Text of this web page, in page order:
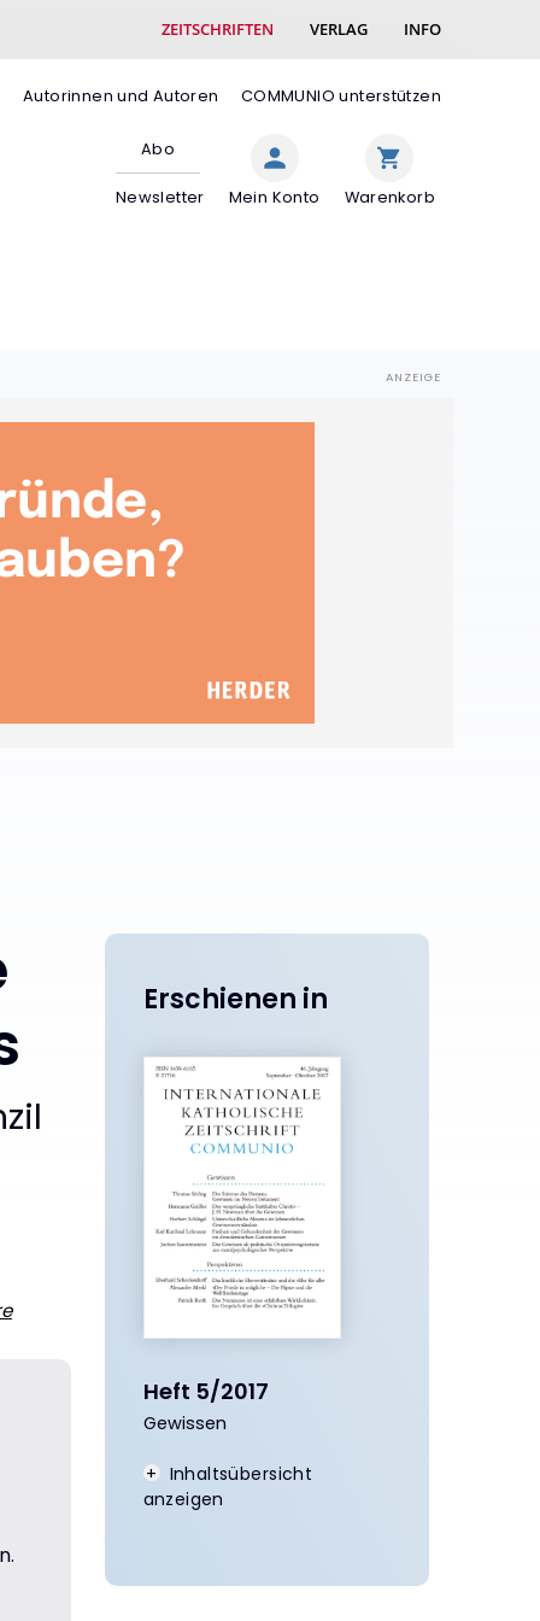
ZEITSCHRIFTEN VERLAG INFO
Autorinnen und Autoren
COMMUNIO unterstützen
Abo
Newsletter Mein Konto Warenkorb
Erschienen in
Heft 5/2017
:
Gewissen
Inhaltsübersicht
anzeigen